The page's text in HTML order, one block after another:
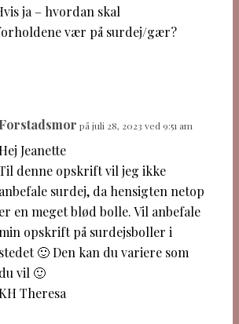
ja – hvordan skal
vær på surdej/gær?
Forstadsmor på juli 28, 2023 ved 9:51 am
Jeanette
denne opskrift vil jeg ikke
anbefale surdej, da hensigten netop
er en meget blød bolle. Vil anbefale
opskrift på surdejsboller i
stedet 🙂 Den kan du variere som
du vil 🙂
Theresa